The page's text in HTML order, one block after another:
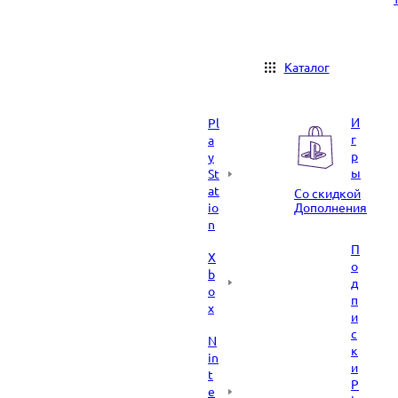
Каталог
Pl
a
y
St
at
io
n
X
b
o
x
N
in
t
e
И
г
р
ы
Со скидкой
Дополнения
П
о
д
п
и
с
к
и
P